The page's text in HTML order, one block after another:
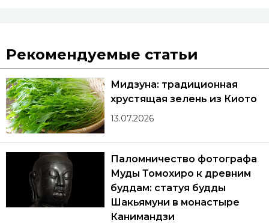
Рекомендуемые статьи
Мидзуна: традиционная
хрустящая зелень из Киото
13.07.2026
Паломничество фотографа
Муды Томохиро к древним
буддам: статуя будды
Шакьямуни в монастыре
Канимандзи